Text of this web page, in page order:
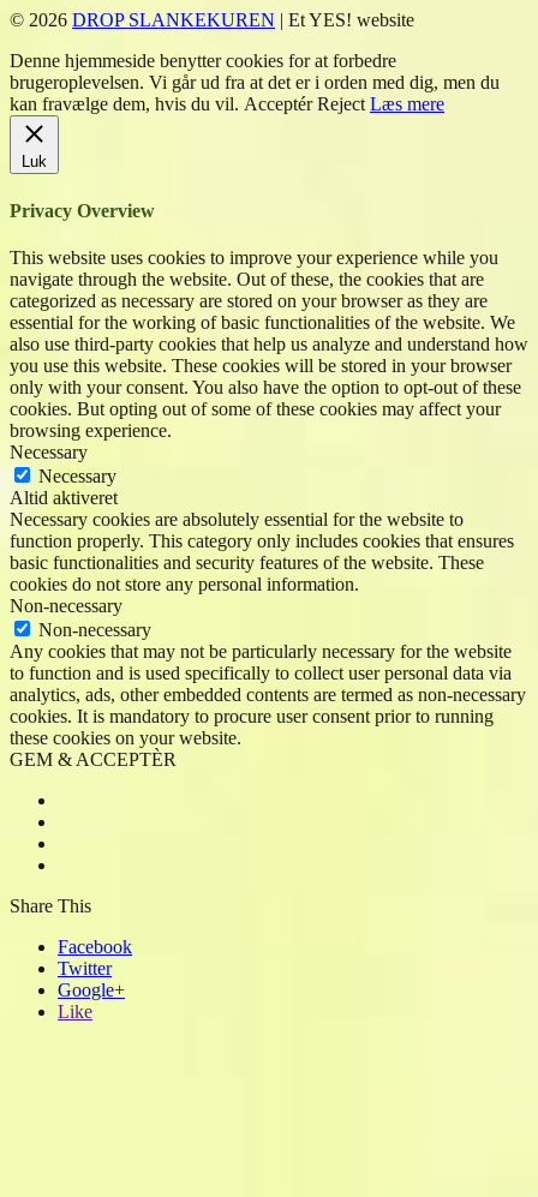
© 2026 DROP SLANKEKUREN | Et YES! website
Denne hjemmeside benytter cookies for at forbedre
brugeroplevelsen. Vi går ud fra at det er i orden med dig, men du
kan fravælge dem, hvis du vil. Acceptér Reject Læs mere
Luk
Privacy Overview
This website uses cookies to improve your experience while you
navigate through the website. Out of these, the cookies that are
categorized as necessary are stored on your browser as they are
essential for the working of basic functionalities of the website. We
also use third-party cookies that help us analyze and understand how
you use this website. These cookies will be stored in your browser
only with your consent. You also have the option to opt-out of these
cookies. But opting out of some of these cookies may affect your
browsing experience.
Necessary
Necessary
Altid aktiveret
Necessary cookies are absolutely essential for the website to
function properly. This category only includes cookies that ensures
basic functionalities and security features of the website. These
cookies do not store any personal information.
Non-necessary
Non-necessary
Any cookies that may not be particularly necessary for the website
to function and is used specifically to collect user personal data via
analytics, ads, other embedded contents are termed as non-necessary
cookies. It is mandatory to procure user consent prior to running
these cookies on your website.
GEM & ACCEPTÈR
Share This
Facebook
Twitter
Google+
Like